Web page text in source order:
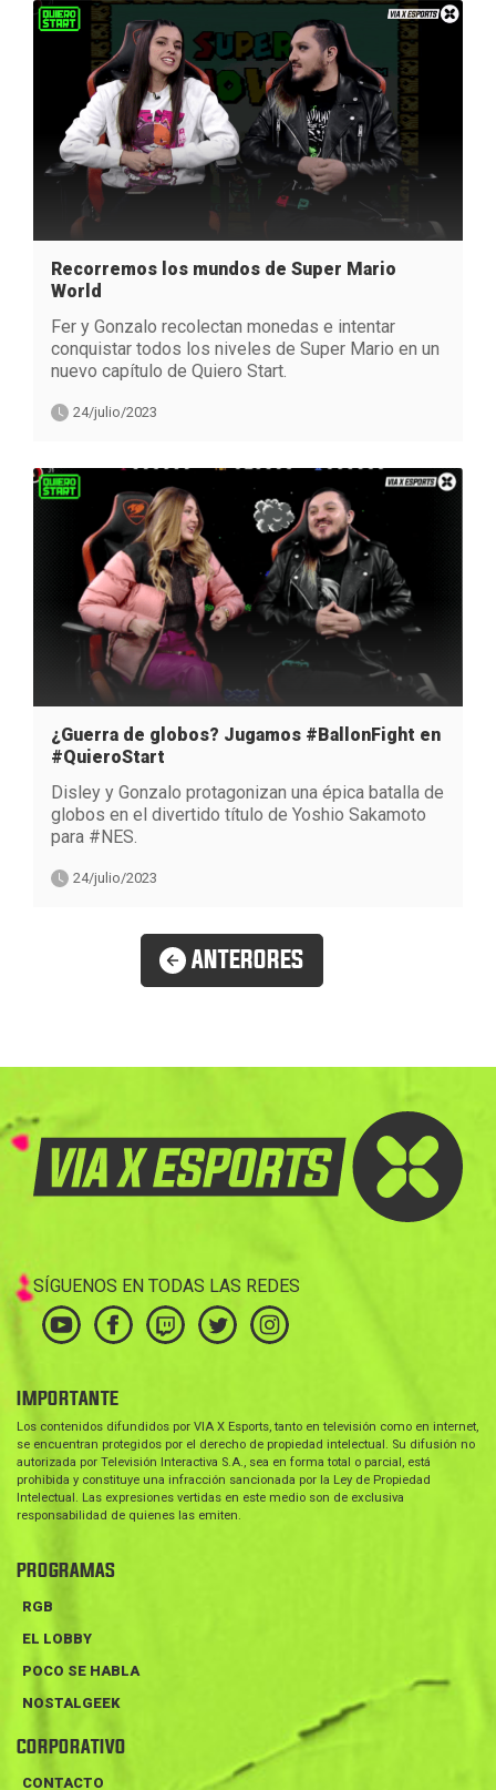
Recorremos los mundos de Super Mario
World
Fer y Gonzalo recolectan monedas e intentar
conquistar todos los niveles de Super Mario en un
nuevo capítulo de Quiero Start.
24/julio/2023
¿Guerra de globos? Jugamos #BallonFight en
#QuieroStart
Disley y Gonzalo protagonizan una épica batalla de
globos en el divertido título de Yoshio Sakamoto
para #NES.
24/julio/2023
ANTERORES
SÍGUENOS EN TODAS LAS REDES
IMPORTANTE
Los contenidos difundidos por VIA X Esports, tanto en televisión como en internet,
se encuentran protegidos por el derecho de propiedad intelectual. Su difusión no
autorizada por Televisión Interactiva S.A., sea en forma total o parcial, está
prohibida y constituye una infracción sancionada por la Ley de Propiedad
Intelectual. Las expresiones vertidas en este medio son de exclusiva
responsabilidad de quienes las emiten.
PROGRAMAS
RGB
EL LOBBY
POCO SE HABLA
NOSTALGEEK
CORPORATIVO
CONTACTO